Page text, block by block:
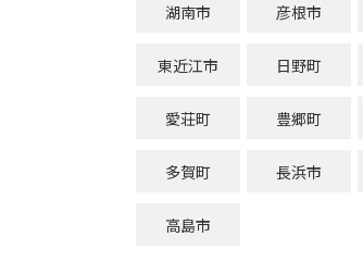
湖南市 彦根市
東近江市 日野町
愛荘町 豊郷町
多賀町 長浜市
高島市